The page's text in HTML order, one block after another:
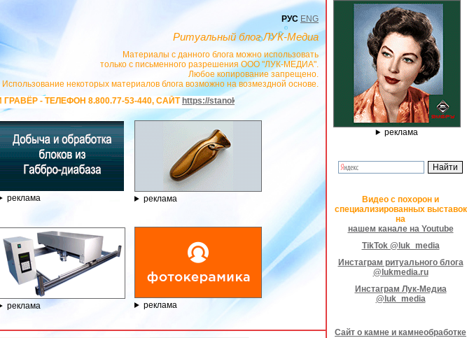
РУС ENG
Ритуальный блог ЛУК-Медиа
Материалы с данного блога можно использовать
только с письменного разрешения ООО "ЛУК-МЕДИА".
Любое копирование запрещено.
Использование некоторых материалов блога возможно на возмездной основе.
53-440, САЙТhttps://stanok-graver.ru- РЕКЛАМОДАТЕЛЬ ИП Павленко С.В. ИНН: 233008852896. Erid:
реклама реклама
реклама реклама
реклама
Видео с похорон и
специализированных выставок
на
нашем канале на Youtube
TikTok @luk_media
Инстаграм ритуального блога
@lukmedia.ru
Инстаграм Лук-Медиа
@luk_media
Сайт о камне и камнеобработке